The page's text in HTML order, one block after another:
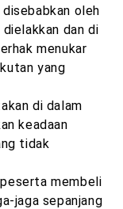
oleh
dan di
menukar
yang
di dalam
keadaan
tidak
membeli
jaga sepanjang